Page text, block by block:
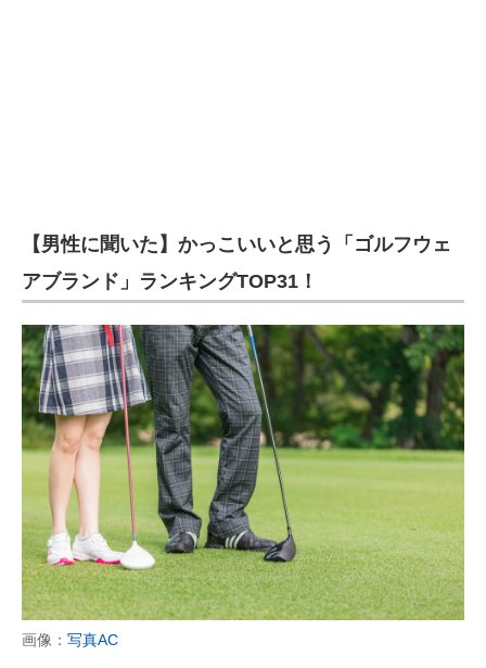
【男性に聞いた】かっこいいと思う「ゴルフウェ
アブランド」ランキングTOP31！
画像： 写真AC